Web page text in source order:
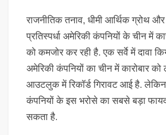
राजनीतिक तनाव, धीमी आर्थिक ग्रोथ
प्रतिस्पर्धा अमेरिकी कंपनियों के चीन में
को कमजोर कर रही है. एक सर्वे में दावा
अमेरिकी कंपनियों का चीन में कारोबार
आउटलुक में रिकॉर्ड गिरावट आई है.
कंपनियों के इस भरोसे का सबसे बड़ा
सकता है.